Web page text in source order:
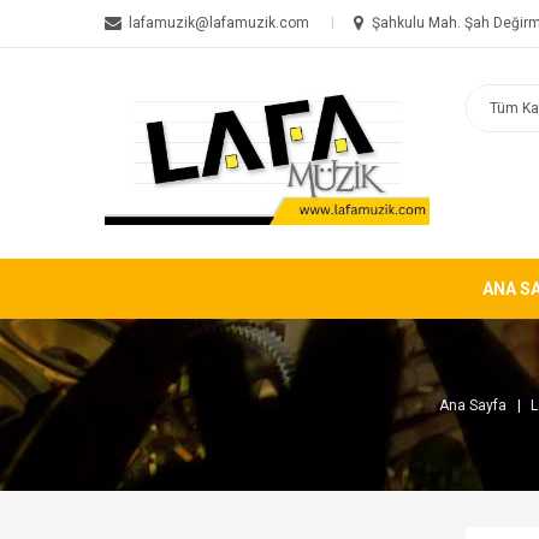
lafamuzik@lafamuzik.com Şahkulu Mah. Şah
ANA
Ana Sayfa